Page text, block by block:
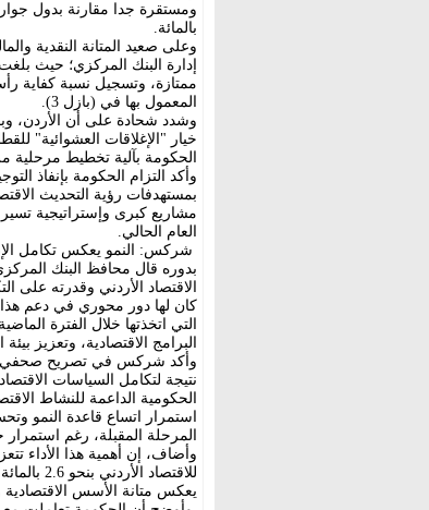
بالمائة.
وعلى صعيد المتانة النقدية
المعمول بها في (بازل 3).
وشدد شحادة على أن الأردن،
خيار "الإغلاقات العشوائية"
الحكومة بآلية تخطيط مرحلية
وأكد التزام الحكومة بإنفاذ
بمستهدفات رؤية التحديث
مشاريع كبرى وإستراتيجية
العام الحالي.
شركس: النمو يعكس تكامل
بدوره قال محافظ البنك
الاقتصاد الأردني وقدرته على
كان لها دور محوري في دعم
التي اتخذتها خلال الفترة
البرامج الاقتصادية، وتعزيز
نتيجة لتكامل السياسات
الحكومية الداعمة للنشاط
استمرار اتساع قاعدة النمو
المرحلة المقبلة، رغم استمرار
وأضاف، إن أهمية هذا الأداء
يعكس متانة الأسس الاقتصادية